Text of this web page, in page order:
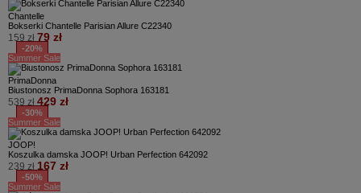
Chantelle
Bokserki Chantelle Parisian Allure C22340
159 zł 79 zł
-20%
Summer Sale
PrimaDonna
Biustonosz PrimaDonna Sophora 163181
539 zł 429 zł
-30%
Summer Sale
JOOP!
Koszulka damska JOOP! Urban Perfection 642092
239 zł 167 zł
-50%
Summer Sale